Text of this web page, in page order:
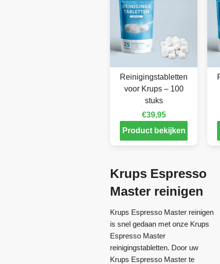
Reinigingstabletten
voor Krups – 100
stuks
€39,95
Product bekijken
Krups Espresso
Master reinigen
Krups Espresso Master reinigen
is snel gedaan met onze Krups
Espresso Master
reinigingstabletten. Door uw
Krups Espresso Master te